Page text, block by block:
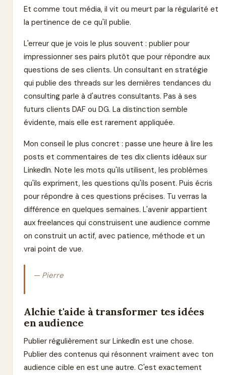
Et comme tout média, il vit ou meurt par la régularité et
la pertinence de ce qu'il publie.
L'erreur que je vois le plus souvent : publier pour
impressionner ses pairs plutôt que pour répondre aux
questions de ses clients. Un consultant en stratégie
qui publie des threads sur les dernières tendances du
consulting parle à d'autres consultants. Pas à ses
futurs clients DAF ou DG. La distinction semble
évidente, mais elle est rarement appliquée.
Mon conseil le plus concret : passe une heure à lire les
posts et commentaires de tes dix clients idéaux sur
LinkedIn. Note les mots qu'ils utilisent, les problèmes
qu'ils expriment, les questions qu'ils posent. Puis écris
pour répondre à ces questions précises. Tu verras la
différence en quelques semaines. L'avenir appartient
aux freelances qui construisent une audience comme
on construit un actif, avec patience, méthode et un
vrai point de vue.
— Pierre
Alchie t'aide à transformer tes idées
en audience
Publier régulièrement sur LinkedIn est une chose.
Publier des contenus qui résonnent vraiment avec ton
audience cible en est une autre. C'est exactement